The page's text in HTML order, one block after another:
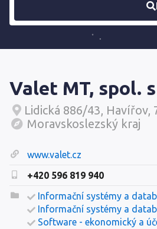
Valet MT, spol.
Lidická 886/43, Havířov,
Moravskoslezský kraj
www.valet.cz
+420 596 819 940
Informační systémy a
Informační systémy a
Software - ekonomický a